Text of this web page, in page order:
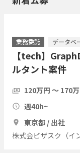
業務委託
データベ
【tech】
ルタント案件
120万円 〜 170
週40h~
東京都 / 出社
株式会ビザスク（イ